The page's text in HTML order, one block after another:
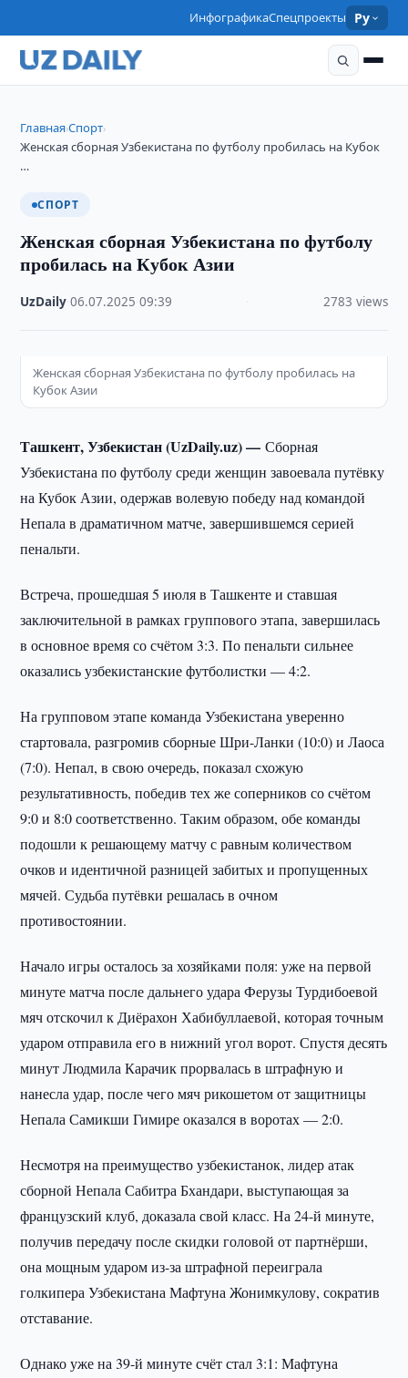
ИнфографикаСпецпроекты Ру
Главная›Спорт›
Женская сборная Узбекистана по футболу пробилась на Кубок
…
СПОРТ
Женская сборная Узбекистана по футболу
пробилась на Кубок Азии
UzDaily ·06.07.2025 ·09:39 2783 views
Женская сборная Узбекистана по футболу пробилась на
Кубок Азии
Ташкент, Узбекистан (UzDaily.uz) —Сборная
Узбекистана по футболу среди женщин завоевала путёвку
на Кубок Азии, одержав волевую победу над командой
Непала в драматичном матче, завершившемся серией
пенальти.
Встреча, прошедшая 5 июля в Ташкенте и ставшая
заключительной в рамках группового этапа, завершилась
в основное время со счётом 3:3. По пенальти сильнее
оказались узбекистанские футболистки — 4:2.
На групповом этапе команда Узбекистана уверенно
стартовала, разгромив сборные Шри-Ланки (10:0) и Лаоса
(7:0). Непал, в свою очередь, показал схожую
результативность, победив тех же соперников со счётом
9:0 и 8:0 соответственно. Таким образом, обе команды
подошли к решающему матчу с равным количеством
очков и идентичной разницей забитых и пропущенных
мячей. Судьба путёвки решалась в очном
противостоянии.
Начало игры осталось за хозяйками поля: уже на первой
минуте матча после дальнего удара Ферузы Турдибоевой
мяч отскочил к Диёрахон Хабибуллаевой, которая точным
ударом отправила его в нижний угол ворот. Спустя десять
минут Людмила Карачик прорвалась в штрафную и
нанесла удар, после чего мяч рикошетом от защитницы
Непала Самикши Гимире оказался в воротах — 2:0.
Несмотря на преимущество узбекистанок, лидер атак
сборной Непала Сабитра Бхандари, выступающая за
французский клуб, доказала свой класс. На 24-й минуте,
получив передачу после скидки головой от партнёрши,
она мощным ударом из-за штрафной переиграла
голкипера Узбекистана Мафтуна Жонимкулову, сократив
отставание.
Однако уже на 39-й минуте счёт стал 3:1: Мафтуна